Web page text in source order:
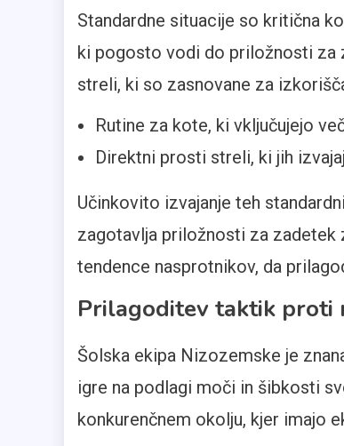
Standardne situacije so kritična
ki pogosto vodi do priložnosti za
streli, ki so zasnovane za
Rutine za kote, ki vključujejo
Direktni prosti streli, ki jih
Učinkovito izvajanje teh
zagotavlja priložnosti za
tendence nasprotnikov, da
Prilagoditev taktik proti
Šolska ekipa Nizozemske je
igre na podlagi moči in šibkosti
konkurenčnem okolju, kjer imajo